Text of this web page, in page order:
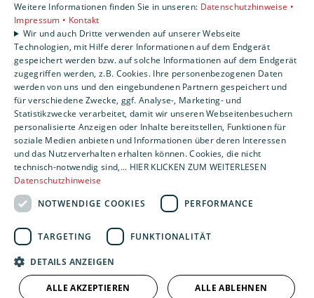
Gewerbekunden
Karriere
Unternehmen
Kontakt
Weitere Informationen finden Sie in unseren: Datenschutzhinweise •
Impressum • Kontakt
Wir und auch Dritte verwenden auf unserer Webseite
Technologien, mit Hilfe derer Informationen auf dem Endgerät
gespeichert werden bzw. auf solche Informationen auf dem Endgerät
zugegriffen werden, z.B. Cookies. Ihre personenbezogenen Daten
werden von uns und den eingebundenen Partnern gespeichert und
für verschiedene Zwecke, ggf. Analyse-, Marketing- und
Statistikzwecke verarbeitet, damit wir unseren Webseitenbesuchern
personalisierte Anzeigen oder Inhalte bereitstellen, Funktionen für
soziale Medien anbieten und Informationen über deren Interessen
und das Nutzerverhalten erhalten können. Cookies, die nicht
technisch-notwendig sind,... HIER KLICKEN ZUM WEITERLESEN
Datenschutzhinweise
NOTWENDIGE COOKIES
PERFORMANCE
TARGETING FUNKTIONALITÄT
DETAILS ANZEIGEN
ALLE AKZEPTIEREN ALLE ABLEHNEN